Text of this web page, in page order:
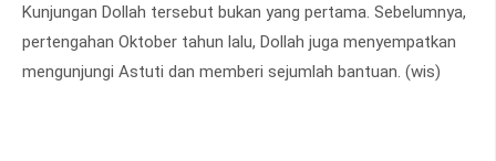
Kunjungan Dollah tersebut bukan yang pertama. Sebelumnya,
pertengahan Oktober tahun lalu, Dollah juga menyempatkan
mengunjungi Astuti dan memberi sejumlah bantuan. (wis)